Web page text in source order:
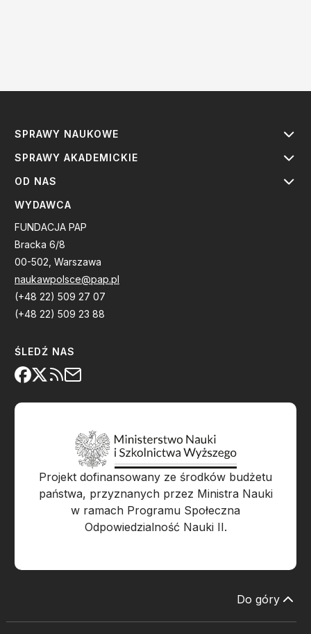
SPRAWY NAUKOWE
SPRAWY AKADEMICKIE
OD NAS
WYDAWCA
FUNDACJA PAP
Bracka 6/8
00-502, Warszawa
naukawpolsce@pap.pl
(+48 22) 509 27 07
(+48 22) 509 23 88
ŚLEDŹ NAS
Projekt dofinansowany ze środków budżetu
państwa, przyznanych przez Ministra Nauki
w ramach Programu Społeczna
Odpowiedzialność Nauki II.
Do góry